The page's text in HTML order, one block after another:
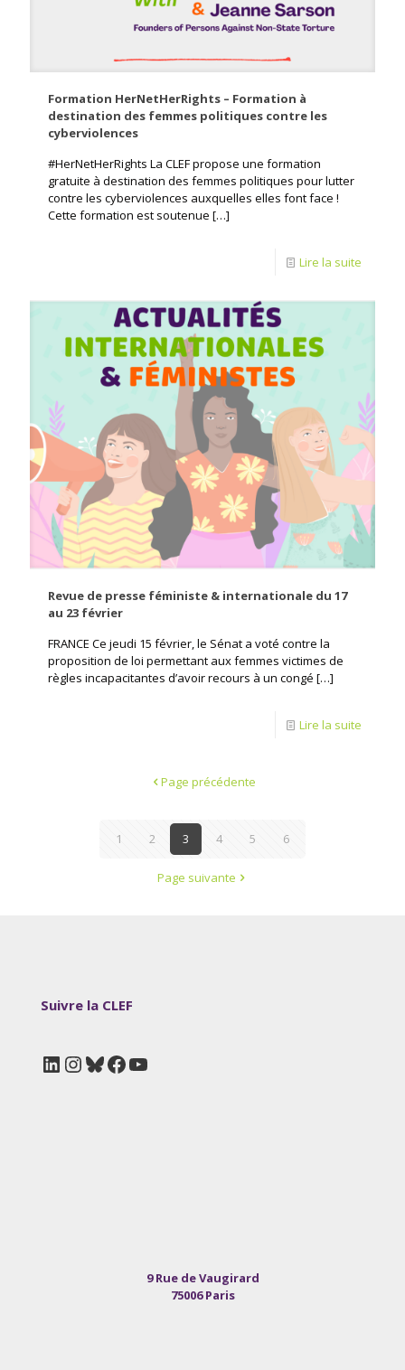
Formation HerNetHerRights – Formation à
destination des femmes politiques contre les
cyberviolences
#HerNetHerRights La CLEF propose une formation
gratuite à destination des femmes politiques pour lutter
contre les cyberviolences auxquelles elles font face !
Cette formation est soutenue […]
Lire la suite
Revue de presse féministe & internationale du 17
au 23 février
FRANCE Ce jeudi 15 février, le Sénat a voté contre la
proposition de loi permettant aux femmes victimes de
règles incapacitantes d’avoir recours à un congé […]
Lire la suite
Page précédente
1 2 3 4 5 6
Page suivante
Suivre la CLEF
LinkedIn
Instagram
Bluesky
Facebook
YouTube
9 Rue de Vaugirard
75006 Paris